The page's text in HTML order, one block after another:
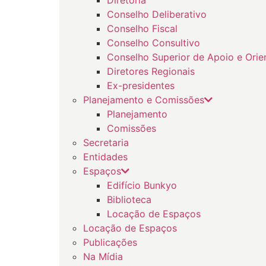
Conselho Deliberativo
Conselho Fiscal
Conselho Consultivo
Conselho Superior de Apoio e
Diretores Regionais
Ex-presidentes
Planejamento e Comissões
Planejamento
Comissões
Secretaria
Entidades
Espaços
Edifício Bunkyo
Biblioteca
Locação de Espaços
Locação de Espaços
Publicações
Na Mídia